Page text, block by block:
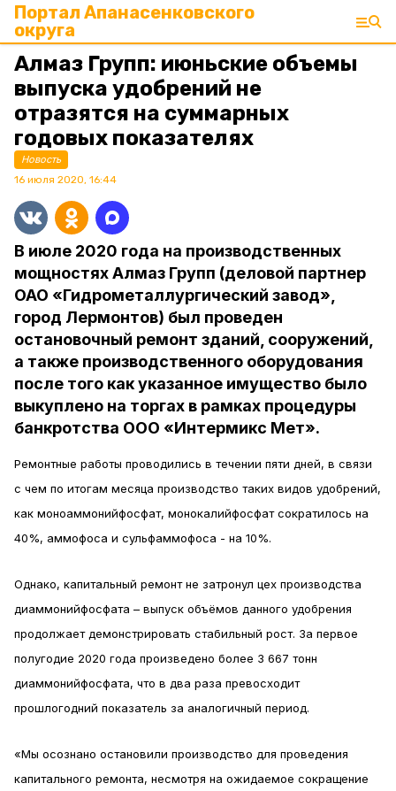
Портал Апанасенковского
округа
Алмаз Групп: июньские объемы
выпуска удобрений не
отразятся на суммарных
годовых показателях
Новость
16 июля 2020, 16:44
В июле 2020 года на производственных
мощностях Алмаз Групп (деловой партнер
ОАО «Гидрометаллургический завод»,
город Лермонтов) был проведен
остановочный ремонт зданий, сооружений,
а также производственного оборудования
после того как указанное имущество было
выкуплено на торгах в рамках процедуры
банкротства ООО «Интермикс Мет».
Ремонтные работы проводились в течении пяти дней, в связи
с чем по итогам месяца производство таких видов удобрений,
как моноаммонийфосфат, монокалийфосфат сократилось на
40%, аммофоса и сульфаммофоса - на 10%.
Однако, капитальный ремонт не затронул цех производства
диаммонийфосфата – выпуск объёмов данного удобрения
продолжает демонстрировать стабильный рост. За первое
полугодие 2020 года произведено более 3 667 тонн
диаммонийфосфата, что в два раза превосходит
прошлогодний показатель за аналогичный период.
«Мы осознано остановили производство для проведения
капитального ремонта, несмотря на ожидаемое сокращение